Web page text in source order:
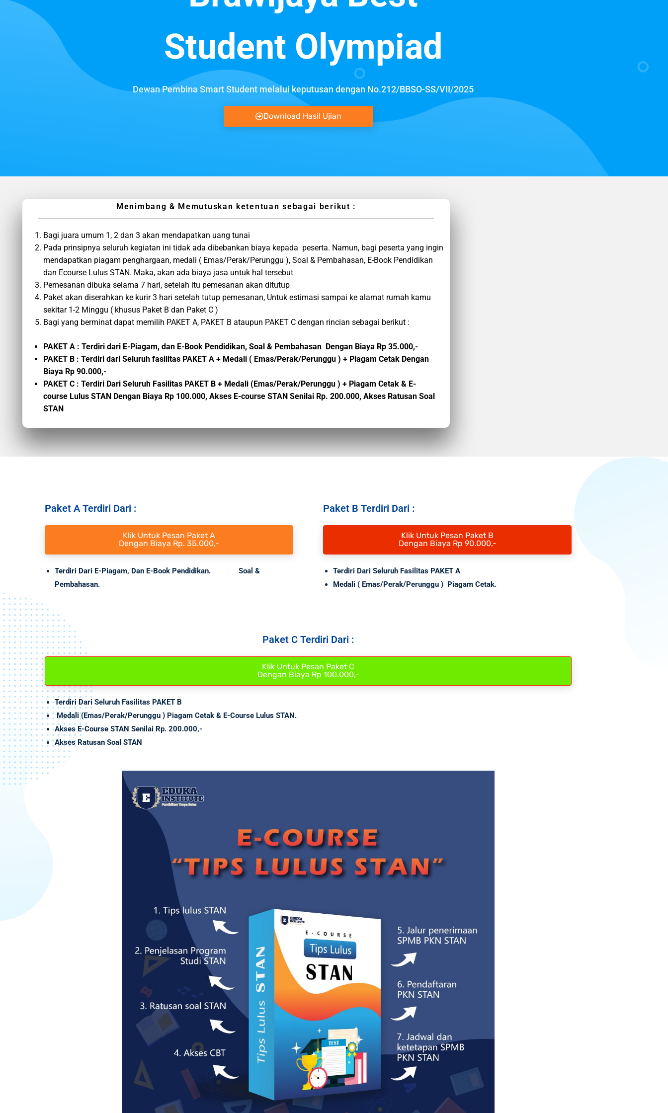
Student Olympiad
Dewan Pembina Smart Student melalui keputusan dengan No.212/BBSO-SS/VII/2025
Download Hasil Ujian
Menimbang & Memutuskan ketentuan sebagai berikut :
Bagi juara umum 1, 2 dan 3 akan mendapatkan uang tunai
Pada prinsipnya seluruh kegiatan ini tidak ada dibebankan biaya kepada peserta. Namun, bagi peserta yang ingin
mendapatkan piagam penghargaan, medali ( Emas/Perak/Perunggu ), Soal & Pembahasan, E-Book Pendidikan
dan Ecourse Lulus STAN. Maka, akan ada biaya jasa untuk hal tersebut
Pemesanan dibuka selama 7 hari, setelah itu pemesanan akan ditutup
Paket akan diserahkan ke kurir 3 hari setelah tutup pemesanan, Untuk estimasi sampai ke alamat rumah kamu
sekitar 1-2 Minggu ( khusus Paket B dan Paket C )
Bagi yang berminat dapat memilih PAKET A, PAKET B ataupun PAKET C dengan rincian sebagai berikut :
PAKET A : Terdiri dari E-Piagam, dan E-Book Pendidikan, Soal & Pembahasan Dengan Biaya Rp 35.000,-
PAKET B : Terdiri dari Seluruh fasilitas PAKET A + Medali ( Emas/Perak/Perunggu ) + Piagam Cetak Dengan
Biaya Rp 90.000,-
PAKET C : Terdiri Dari Seluruh Fasilitas PAKET B + Medali (Emas/Perak/Perunggu ) + Piagam Cetak & E-
course Lulus STAN Dengan Biaya Rp 100.000, Akses E-course STAN Senilai Rp. 200.000, Akses Ratusan Soal
STAN
Paket A Terdiri Dari :
Klik Untuk Pesan Paket A
Dengan Biaya Rp. 35.000,-
Terdiri Dari E-Piagam, Dan E-Book Pendidikan. Soal &
Pembahasan.
Paket B Terdiri Dari :
Klik Untuk Pesan Paket B
Dengan Biaya Rp 90.000,-
Terdiri Dari Seluruh Fasilitas PAKET A
Medali ( Emas/Perak/Perunggu ) Piagam Cetak.
Paket C Terdiri Dari :
Klik Untuk Pesan Paket C
Dengan Biaya Rp 100.000,-
Terdiri Dari Seluruh Fasilitas PAKET B
Medali (Emas/Perak/Perunggu ) Piagam Cetak & E-Course Lulus STAN.
Akses E-Course STAN Senilai Rp. 200.000,-
Akses Ratusan Soal STAN